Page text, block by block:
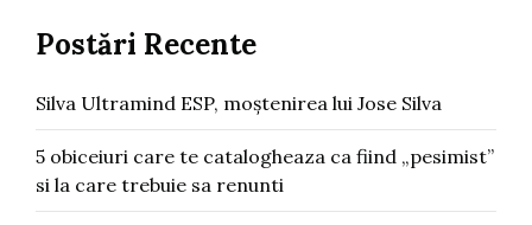
Postări Recente
Silva Ultramind ESP, moștenirea lui Jose Silva
5 obiceiuri care te catalogheaza ca fiind „pesimist”
si la care trebuie sa renunti